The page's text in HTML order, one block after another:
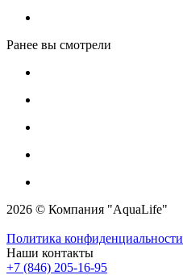
Ранее вы смотрели
2026 © Компания "AquaLife"
Политика конфиденциальности
Наши контакты
+7 (846) 205-16-95